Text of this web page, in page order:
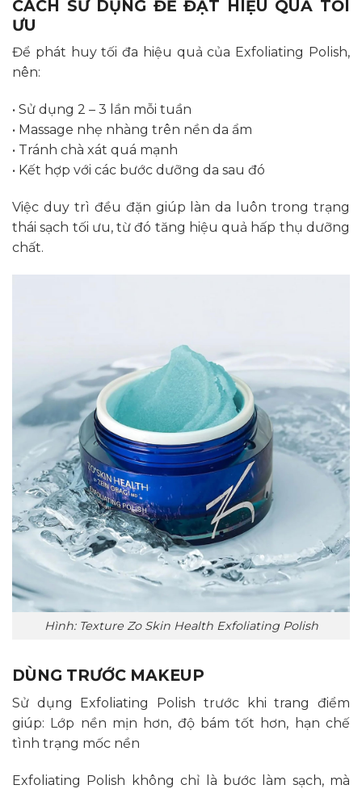
CÁCH SỬ DỤNG ĐỂ ĐẠT HIỆU QUẢ TỐI
ƯU
Để phát huy tối đa hiệu quả của Exfoliating Polish,
nên:
• Sử dụng 2 – 3 lần mỗi tuần
• Massage nhẹ nhàng trên nền da ẩm
• Tránh chà xát quá mạnh
• Kết hợp với các bước dưỡng da sau đó
Việc duy trì đều đặn giúp làn da luôn trong trạng
thái sạch tối ưu, từ đó tăng hiệu quả hấp thụ dưỡng
chất.
Hình: Texture Zo Skin Health Exfoliating Polish
DÙNG TRƯỚC MAKEUP
Sử dụng Exfoliating Polish trước khi trang điểm
giúp: Lớp nền mịn hơn, độ bám tốt hơn, hạn chế
tình trạng mốc nền
Exfoliating Polish không chỉ là bước làm sạch, mà